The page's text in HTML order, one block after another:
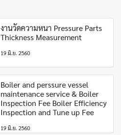
งานวัดความหนา Pressure Parts
Thickness Measurement
19 มิ.ย. 2560
Boiler and perssure vessel
maintenance service & Boiler
Inspection Fee Boiler Efficiency
Inspection and Tune up Fee
19 มิ.ย. 2560